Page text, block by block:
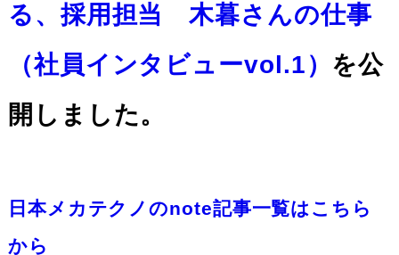
る、採用担当 木暮さんの仕事
（社員インタビューvol.1） を公
開しました。
日本メカテクノのnote記事一覧はこちら
から